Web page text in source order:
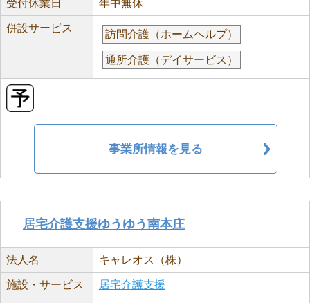
受付休業日 年中無休
併設サービス
訪問介護（ホームヘルプ）
通所介護（デイサービス）
事業所情報を見る
居宅介護支援ゆうゆう南本庄
法人名 キャレオス（株）
施設・サービス 居宅介護支援